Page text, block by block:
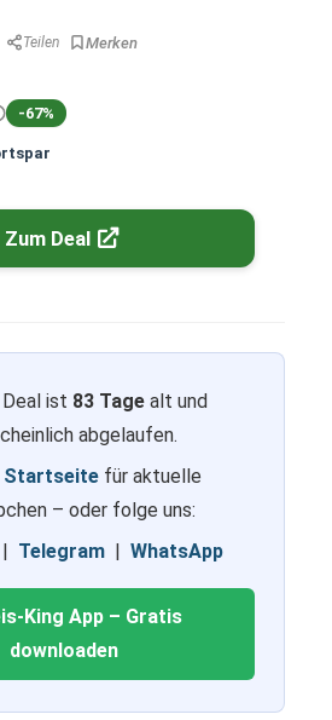
Teilen
-67%
Zum Deal
ist 83 Tage alt und
abgelaufen.
Startseite für aktuelle
– oder folge uns:
| Telegram | WhatsApp
King App – Gratis
downloaden